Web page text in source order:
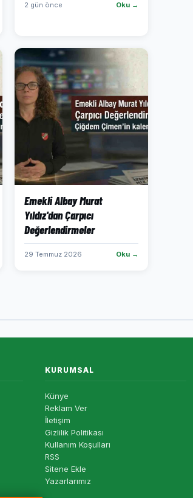
2 gün önce Oku →
Emekli Albay Murat
Yıldız'dan Çarpıcı
Değerlendirmeler
29 Temmuz 2026 Oku →
KURUMSAL
Künye
Reklam Ver
İletişim
Gizlilik Politikası
Kullanım Koşulları
RSS
Sitene Ekle
Yazarlarımız